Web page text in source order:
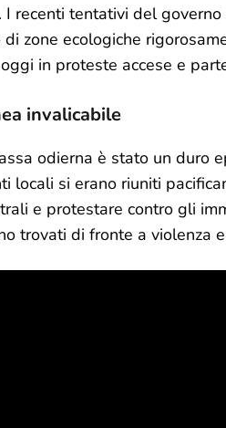
recenti tentativi del governo
zone ecologiche
in proteste accese e
invalicabile
odierna è stato un duro
locali si erano riuniti
e protestare contro gli
trovati di fronte a violenza